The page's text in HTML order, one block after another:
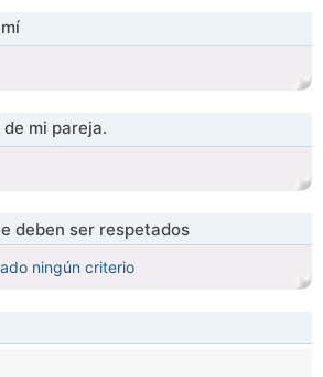
mi pareja.
deben ser respetados
ningún criterio